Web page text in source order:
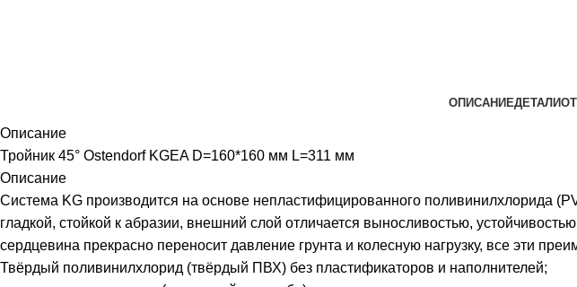
ОПИСАНИЕДЕТАЛИ
Описание
Тройник 45° Ostendorf KGEA D=160*160 мм L=311 мм
Описание
Система KG производится на основе непластифицированного поливинилхлорида
гладкой, стойкой к абразии, внешний слой отличается выносливостью,
сердцевина прекрасно переносит давление грунта и колесную нагрузку, все эти
Твёрдый поливинилхлорид (твёрдый ПВХ) без пластификаторов и наполнителей;